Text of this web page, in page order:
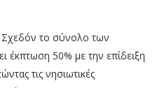
Σχεδόν το σύνολο των
έκπτωση 50% με την επίδειξη
τις νησιωτικές